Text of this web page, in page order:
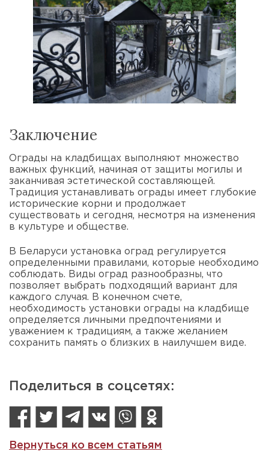
Заключение
Ограды на кладбищах выполняют множество
важных функций, начиная от защиты могилы и
заканчивая эстетической составляющей.
Традиция устанавливать ограды имеет глубокие
исторические корни и продолжает
существовать и сегодня, несмотря на изменения
в культуре и обществе.
В Беларуси установка оград регулируется
определенными правилами, которые необходимо
соблюдать. Виды оград разнообразны, что
позволяет выбрать подходящий вариант для
каждого случая. В конечном счете,
необходимость установки ограды на кладбище
определяется личными предпочтениями и
уважением к традициям, а также желанием
сохранить память о близких в наилучшем виде.
Поделиться в соцсетях:
Вернуться ко всем статьям